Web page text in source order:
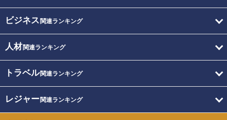
ビジネス 関連ランキング
人材関連ランキング
トラベル関連ランキング
レジャー関連ランキング